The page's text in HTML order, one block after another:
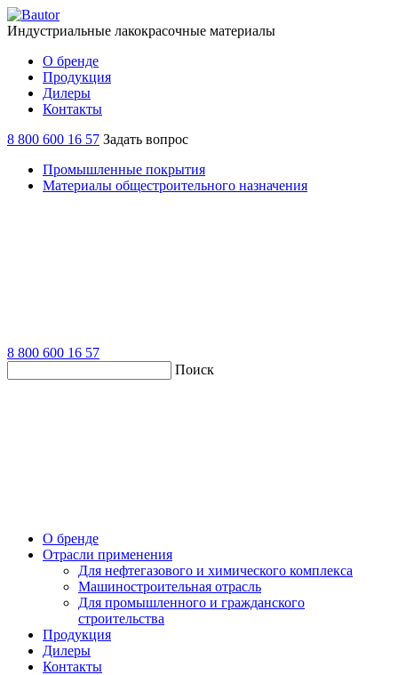
Индустриальные лакокрасочные материалы
О бренде
Продукция
Дилеры
Контакты
8 800 600 16 57 Задать вопрос
Промышленные покрытия
Материалы общестроительного назначения
8 800 600 16 57
Поиск
О бренде
Отрасли применения
Для нефтегазового и химического комплекса
Машиностроительная отрасль
Для промышленного и гражданского
строительства
Продукция
Дилеры
Контакты